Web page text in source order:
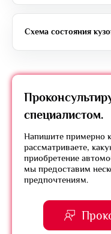
Схема состояния
специалистом.
Напишите примерно
рассматриваете,
приобретение
мы предоставим
предпочтениям.